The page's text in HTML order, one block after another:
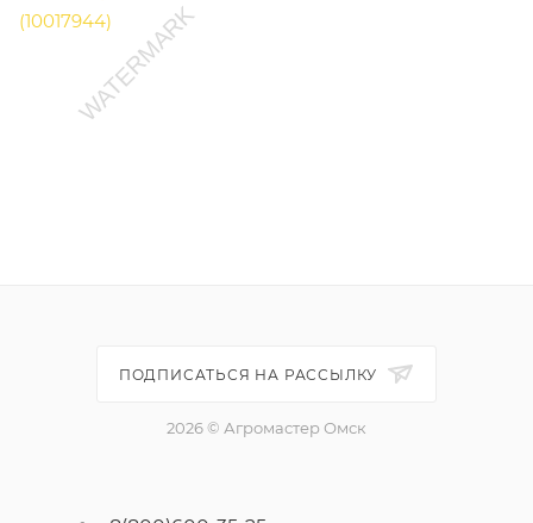
ПОДПИСАТЬСЯ НА РАССЫЛКУ
2026 © Агромастер Омск